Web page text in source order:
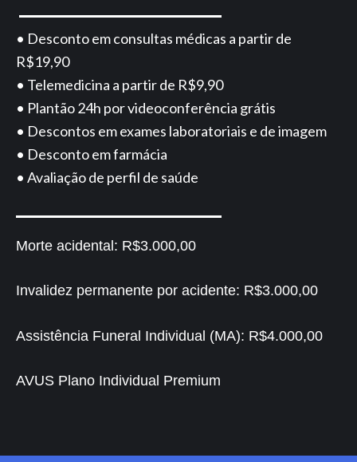
• Desconto em consultas médicas a partir de
R$19,90
• Telemedicina a partir de R$9,90
• Plantão 24h por videoconferência grátis
• Descontos em exames laboratoriais e de imagem
• Desconto em farmácia
• Avaliação de perfil de saúde
Morte acidental: R$3.000,00
Invalidez permanente por acidente: R$3.000,00
Assistência Funeral Individual (MA): R$4.000,00
AVUS Plano Individual Premium